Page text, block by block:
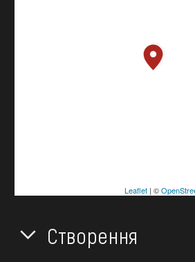
Leaflet| ©
Створення